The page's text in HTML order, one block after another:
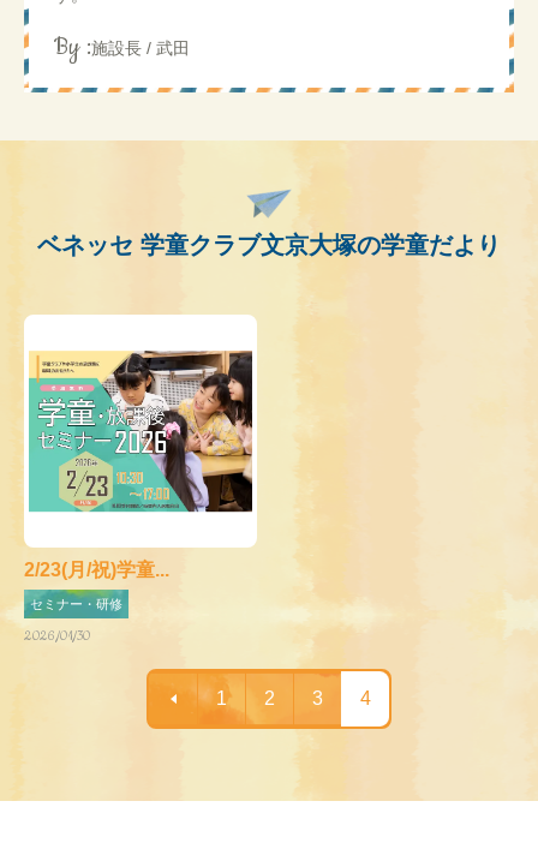
By :施設長 / 武田
ベネッセ 学童クラブ文京大塚の学童だより
2/23(月/祝)学童...
セミナー・研修
2026/01/30
1 2 3 4